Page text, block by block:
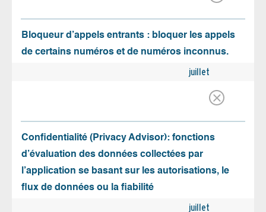
Bloqueur d’appels entrants : bloquer les appels
de certains numéros et de numéros inconnus.
juillet
Confidentialité (Privacy Advisor): fonctions
d’évaluation des données collectées par
l’application se basant sur les autorisations, le
flux de données ou la fiabilité
juillet